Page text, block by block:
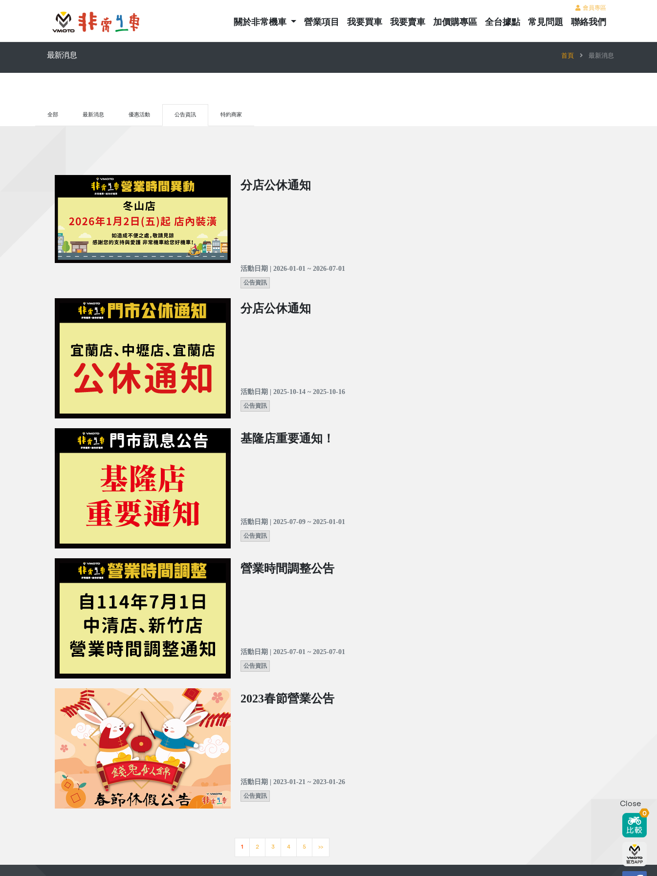
會員專區
關於非常機車 營業項目 我要買車 我要賣車 加價購專區 全台據點 常見問題 聯絡我們
最新消息 首頁 最新消息
全部 最新消息 優惠活動 公告資訊 特約商家
分店公休通知
活動日期 | 2026-01-01 ~ 2026-07-01
公告資訊
分店公休通知
活動日期 | 2025-10-14 ~ 2025-10-16
公告資訊
基隆店重要通知！
活動日期 | 2025-07-09 ~ 2025-01-01
公告資訊
營業時間調整公告
活動日期 | 2025-07-01 ~ 2025-07-01
公告資訊
2023春節營業公告
活動日期 | 2023-01-21 ~ 2023-01-26
公告資訊
1 2 3 4 5 >>
Close
0